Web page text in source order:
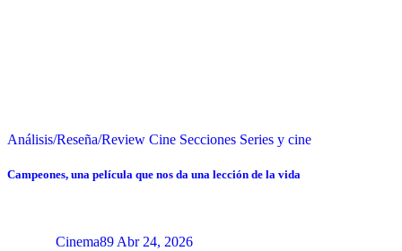
Análisis/Reseña/Review Cine Secciones Series y cine
Campeones, una película que nos da una lección de la vida
Cinema89 Abr 24, 2026